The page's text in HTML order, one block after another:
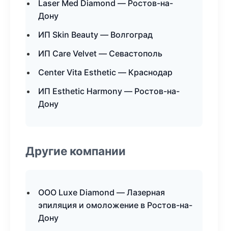
Laser Med Diamond — Ростов-на-
Дону
ИП Skin Beauty — Волгоград
ИП Care Velvet — Севастополь
Center Vita Esthetic — Краснодар
ИП Esthetic Harmony — Ростов-на-
Дону
Другие компании
ООО Luxe Diamond — Лазерная
эпиляция и омоложение в Ростов-на-
Дону